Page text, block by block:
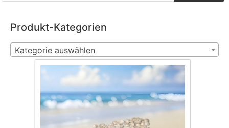
Produkt-Kategorien
Kategorie auswählen